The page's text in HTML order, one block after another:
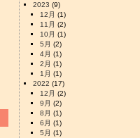
2023 (9)
12月 (1)
11月 (2)
10月 (1)
5月 (2)
4月 (1)
2月 (1)
1月 (1)
2022 (17)
12月 (2)
9月 (2)
8月 (1)
6月 (1)
5月 (1)